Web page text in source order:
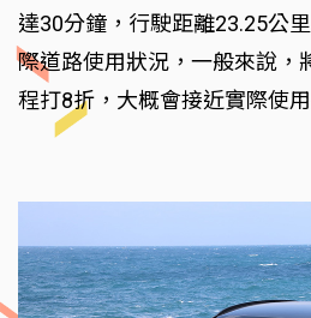
達30分鐘，行駛距離23.25公
際道路使用狀況，一般來說，
程打8折，大概會接近實際使用